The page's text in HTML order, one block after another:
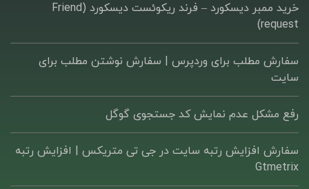
خرید ممبر دیسکورد – فرند ریکوئست دیسکورد (Friend
request)
سفارش مطلب برای وردپرس |‌ سفارش نوشتن مطلب برای
سایت
رفع مشکل عدم نمایش کد جستجوی گوگل
سفارش افزایش رتبه سایت در جی تی متریکس | افزایش رتبه
Gtmetrix